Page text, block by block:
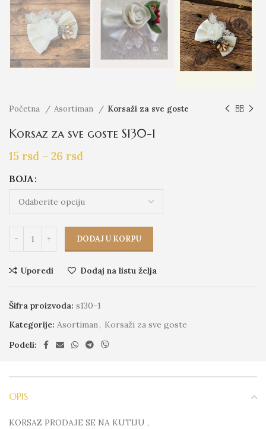
Početna Asortiman Korsaži za sve goste
Korsaz za sve goste S130-1
15 rsd – 26 rsd
BOJA
DODAJ U KORPU
Uporedi Dodaj na listu želja
Šifra proizvoda: s130-1
Kategorije: Asortiman, Korsaži za sve goste
Podeli:
OPIS
KORSAZ PRODAJE SE NA KUTIJU ,